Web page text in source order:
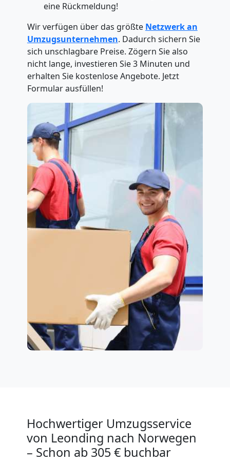
eine Rückmeldung!
Wir verfügen über das größte Netzwerk an
Umzugsunternehmen. Dadurch sichern Sie
sich unschlagbare Preise. Zögern Sie also
nicht lange, investieren Sie 3 Minuten und
erhalten Sie kostenlose Angebote. Jetzt
Formular ausfüllen!
Hochwertiger Umzugsservice
von Leonding nach Norwegen
– Schon ab 305 € buchbar